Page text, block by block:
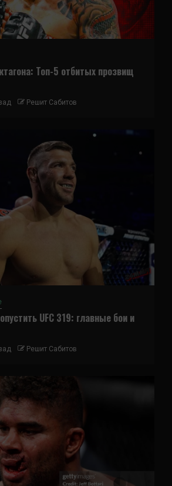
Топ-5 отбитых прозвищ
Решит Сабитов
UFC 319: главные бои и
Решит Сабитов